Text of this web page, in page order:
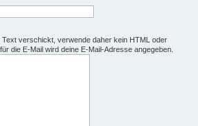
verschickt, verwende daher kein HTML oder
die E-Mail wird deine E-Mail-Adresse angegeben.